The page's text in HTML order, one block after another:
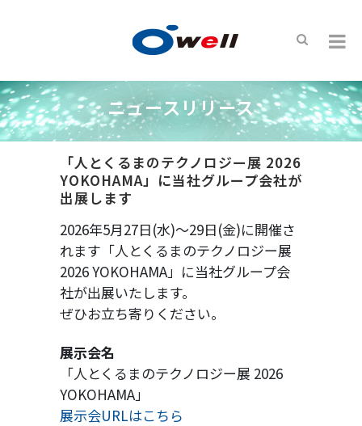
ニュースリリース
「人とくるまのテクノロジー展 2026
YOKOHAMA」に当社グループ会社が
出展します
2026年5月27日(水)～29日(金)に開催さ
れます「人とくるまのテクノロジー展
2026 YOKOHAMA」に当社グループ会
社が出展いたします。
ぜひお立ち寄りください。
展示会名
「人とくるまのテクノロジー展 2026
YOKOHAMA」
展示会URLはこちら